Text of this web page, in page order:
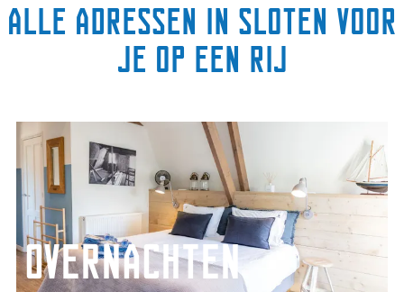
Alle adressen in Sloten voor
je op een rij
Overnachten
e
n
a
c
h